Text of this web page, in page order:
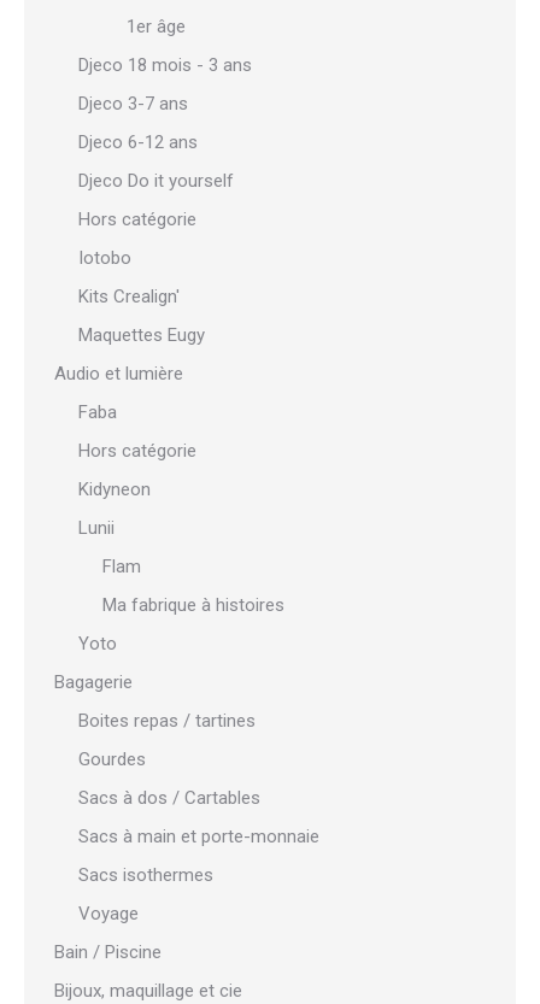
1er âge
Djeco 18 mois - 3 ans
Djeco 3-7 ans
Djeco 6-12 ans
Djeco Do it yourself
Hors catégorie
Iotobo
Kits Crealign'
Maquettes Eugy
Audio et lumière
Faba
Hors catégorie
Kidyneon
Lunii
Flam
Ma fabrique à histoires
Yoto
Bagagerie
Boites repas / tartines
Gourdes
Sacs à dos / Cartables
Sacs à main et porte-monnaie
Sacs isothermes
Voyage
Bain / Piscine
Bijoux, maquillage et cie